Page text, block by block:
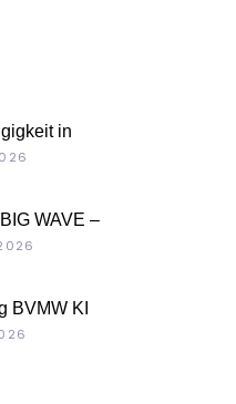
in
WAVE –
BVMW KI
2026: KI